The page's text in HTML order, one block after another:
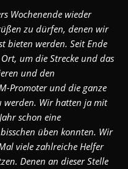
Wochenende wieder
zu dürfen, denen wir
bieten werden. Seit Ende
um die Strecke und das
und den
Promoter und die ganze
werden. Wir hatten ja mit
schon eine
üben konnten. Wir
viele zahlreiche Helfer
Denen an dieser Stelle